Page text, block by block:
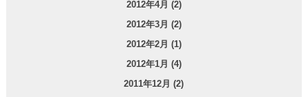
2012年4月 (2)
2012年3月 (2)
2012年2月 (1)
2012年1月 (4)
2011年12月 (2)